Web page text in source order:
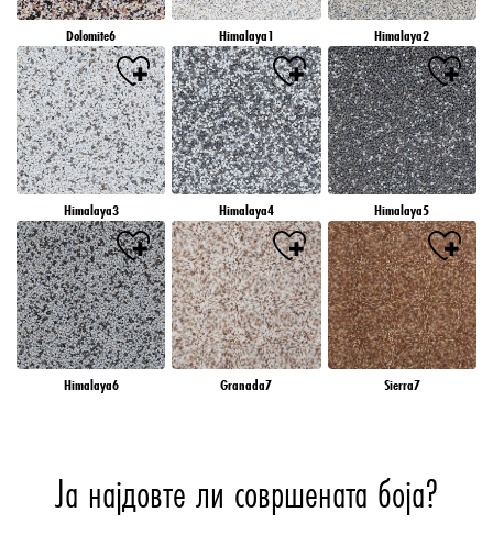
Dolomite6 Himalaya1 Himalaya2
Himalaya3 Himalaya4 Himalaya5
Himalaya6 Granada7 Sierra7
Ја најдовте ли совршената боја?